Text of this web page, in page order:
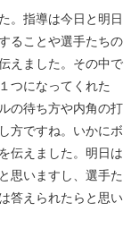
。指導は今日と明日
ることや選手たちの
えました。その中で
つになってくれた
の待ち方や内角の打
方ですね。いかにボ
伝えました。明日は
思いますし、選手た
答えられたらと思い